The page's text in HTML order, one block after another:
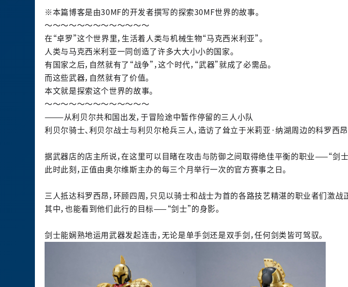
※本篇博客是由30MF的开发者撰写的探索30MF世界的故事。
～～～～～～～～～～～～～
在“卓罗”这个世界里，生活着人类与机械生物“马克西米利 亚”。
人类与马克西米利 亚一同创 造了许多大大小小的国家。
有国家之后，自然就有了“战争”，这个时代，“武器”就成了必需品。
而这些武器，自然就有了价值。
本文就是探索这个世界的故事。
～～～～～～～～～～～～～
———从利 贝 尔共和国出 发，于冒 险途中暂作停留的三人小队
利 贝尔骑士、利 贝 尔战士与利 贝 尔枪兵三人，造访了 耸立于米莉亚 ·纳湖周边的科罗西昂
据武器店的店主所说 ，在这 里可以目睹在攻击与防御之间 取得绝佳平衡的 职业——“剑
此时此刻，正值由奥尔维斯主办的每三个月举行一次的官方赛事之日。
三人抵达科罗西昂， 环顾 四周，只 见以 骑士和 战士为首的各路技艺精湛的 职业者们激战
其中，也能看到他们 此行的目标——“剑 士”的身影。
剑 士能娴 熟地运用武器发起连击，无论是 单手剑还是双手剑 ，任何剑 类皆可驾驭。